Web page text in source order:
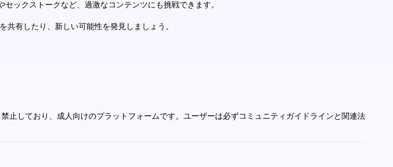
ックストークなど、過激なコンテンツにも挑戦できます。
共有したり、新しい可能性を発見しましょう。
止しており、成人向けのプラットフォームです。ユーザーは必ずコミュニティガイドラインと関連法